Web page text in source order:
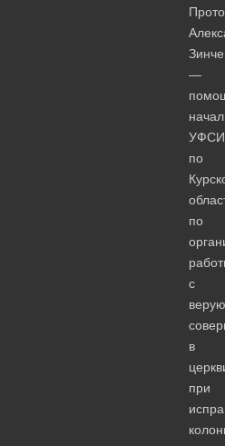
—
по
по
с
в
при